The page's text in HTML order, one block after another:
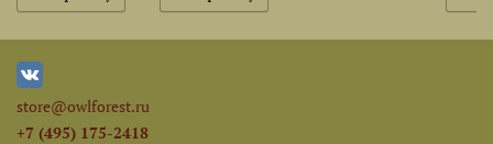
store@owlforest.ru
+7 (495) 175-2418